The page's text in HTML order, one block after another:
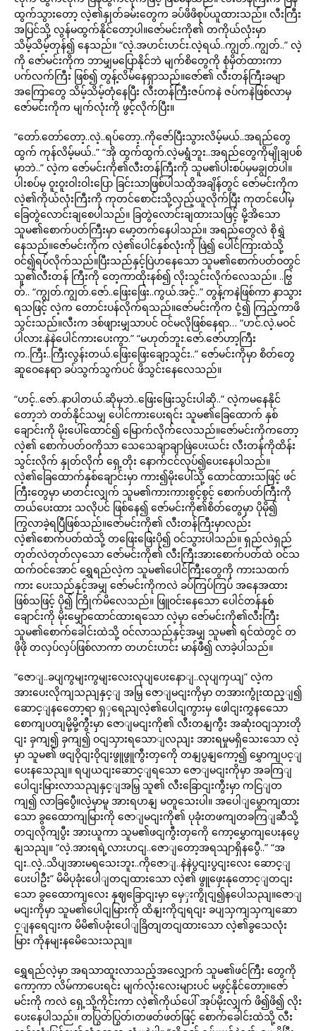
ထွက်သွားတော့ လဲ့၏နှုတ်ခမ်းတွေက ခပ်ဖိဖိစုပ်ယူထားသည်။ လီးကြီး
အပြင်သို့ လွန်မထွက်နိုင်တော့ပါ။ဇော်မင်းကို၏ တကိုယ်လုံးမှာ
သိမ့်သိမ့်တုန်၍ နေသည်။ “လဲ့.အဟင်းဟင်း.လဲ့ရယ်..ကျွတ်..ကျွတ်..” လဲ့
ကို ဇော်မင်းကိုက ဘာမျှမပြောနိုင်ဘဲ မျက်စိတွေကို စုံမှိတ်ထားကာ
ပက်လက်ကြီး ဖြစ်၍ တွန့်လိမ်နေရှာသည်။ဇော်၏ လီးတန်ကြီးခမျာ
အကြောတွေ သိမ့်သိမ့်တုံနေပြီး လီးတန်ကြီးဇပ်ကနဲ ဇပ်ကနဲဖြစ်လာမှ
ဇော်မင်းကိုက မျက်လုံးကို ဖွင့်လိုက်ပြီး။
“တော်.တော်တော့..လဲ့..ရပ်တော့..ကိုဇော်ပြီးသွားလိမ့်မယ်..အရည်တွေ
ထွက် ကုန်လိမ့်မယ်..” “အို ထွက်ထွက်.လဲ့မရွံဘူး..အရည်တွေကိုမျိုချပစ်
မှာဘဲ..” လဲ့က ဇော်မင်းကို၏လီးတန်ကြီးကို သူမ၏ပါးစပ်မှမချွတ်ပါ။
ပါးစပ်မှ ဝူးဝူးဝါးဝါးပြော ခြင်းသာဖြစ်ပါသထိုအချိန်တွင် ဇော်မင်းကိုက
လဲ့၏ကိုယ်လုံးကြီးကို ကုတင်စောင်းသို့လှည့်ယူလိုက်ပြီး ကုတင်ပေါ်မှ
ခြေတွဲလောင်းချစေပါသည်။ ခြတွဲလောင်းချထားသဖြင့် မို့အိသော
သူမ၏စောက်ပတ်ကြီးမှာ မော့တက်နေပါသည်။ အရည်တွေလဲ စိုရွှဲ
နေသည်။ဇော်မင်းကိုက လဲ့၏ပေါင်နှစ်လုံးကို ဖြဲ၍ ပေါင်ကြားထဲသို့
ဝင်၍ရပ်လိုက်သည်။ပြီးသည်နှင့်ပြဲဟနေသော သူမ၏စောက်ပတ်ဝတွင်
သူ၏လီးတန် ကြီးကို တေ့ကာထိုးနစ်၍ လိုးသွင်းလိုက်လေသည်။ ..ဗြွ
တ်.. “ကျွတ်.ကျွတ်.ဇော်..ဖြေးဖြေး..ကွယ်.အင့်..” တွန့်ကနဲဖြစ်ကာ နာသွား
ရသဖြင့် လဲ့က တောင်းပန်လိုက်ရသည်။ဇော်မင်းကိုက ငုံ့၍ ကြည့်ကာဖိ
သွင်းသည်။လီးက ဒစ်ဖျားမျှသာပင် ဝင်မလိုဖြစ်နေရာ… “ဟင်.လဲ့.မဝင်
ပါလား.နဲနဲပေါင်ကားပေးကွာ.” “မဟုတ်ဘူး.ဇော်.ဇော်ဟာ့ကြီး
က..ကြီး..ကြီးလွန်းတယ်.ဖြေးဖြေးချော့သွင်း..” ဇော်မင်းကိုမှာ စိတ်တွေ
ဆူဝေနေရာ ခပ်သွက်သွက်ပင် ဖိသွင်းနေလေသည်။
“ဟင့်..ဇော်..နာပါတယ်.ဆိုမှဘဲ..ဖြေးဖြေးသွင်းပါဆို..” လဲ့ကမနေနိုင်
တော့ဘဲ တတ်နိုင်သမျှ ပေါင်ကားပေးရင်း သူမ၏ခြေထောက် နှစ်
ချောင်းကို မိုးပေါ်ထောင်၍ မြောက်လိုက်လေသည်။ဇော်မင်းကိုကတော့
လဲ့၏ စောက်ပတ်ဝကိုသာ သေသေချာချာဖြဲပေးယင်း လီးတန်ကိုထိန်း
သွင်းလိုက် နှုတ်လိုက် ရှေ့တိုး နောက်ငင်လုပ်၍ပေးနေပါသည်။
လဲ့၏ခြေထောက်နှစ်ချောင်းမှာ ကား၍မိုးပေါ်သို့ ထောင်ထားသဖြင့် ဖင်
ကြီးတွေမှာ မာတင်းလျှက် သူမ၏ကားကားစွင့်စွင့် စောက်ပတ်ကြီးကို
တယ်ပေးထား သလိုပင် ဖြစ်နေ၍ ဇော်မင်းကို၏စိတ်တွေမှာ ပိုမို၍
ကြွလာခဲ့ရပြီဖြစ်သည်။ဇော်မင်းကို၏ လီးတန်ကြီးမှာလည်း
လဲ့၏စောက်ပတ်ထဲသို့ တဖြေးဖြေးပို၍ ဝင်သွားပါသည်။ ရှည်လဲရှည်
တုတ်လဲတုတ်လှသော ဇော်မင်းကို၏ လီးကြီးအားစောက်ပတ်ထဲ ဝင်သ
ထက်ဝင်အောင် ရွှေရည်လဲ့က သူမ၏ပေါင်ကြီးတွေကို ကားသထက်
ကား ပေးသည်နှင့်အမျှ ဇော်မင်းကိုကလဲ ခပ်ကြပ်ကြပ် အနေအထား
ဖြစ်သဖြင့် ပို၍ ကြိုက်မိလေသည်။ ဖြူဝင်းနေသော ပေါင်တန်နှစ်
ချောင်းကို မိုးမျှော်ထောင်ထားရသော လဲ့မှာ ဇော်မင်းကို၏လီးကြီး
သူမ၏စောက်ခေါင်းထဲသို့ ဝင်လာသည်နှင့်အမျှ သူမ၏ ရင်ထဲတွင် တ
ဖိုဖို တလှပ်လှပ်ဖြစ်လာကာ တဟင်းဟင်း မာန်ဖီ၍ လာခဲ့ပါသည်။
“ဇောျ..ခပျကွမျးကွမျးလေးလုပျပေးနောျ..လုပျကှယျ” လဲ့က
အားပေးလိုကျသညျနှင့ျ အမြှ ဇောျမငျးကိုမှာ တအားကွုံးထည့ျ၍
ဆောင့ျနတေော့ရာ ရှှရေညျလဲ့၏ပေါငျကွားမှ ဖေါငျးကွှနသေော
စောကျပတျမို့မို့ကွီးမှာ ဇောျမငျးကို၏ လီးတနျကွီး အဆုံးဝငျသှားတို
ငျး ခှကျ၍ ခှကျ၍ ဝငျသှားရသောျလညျး အားရမှုမရှိသေးသော လဲ့
မှာ သူမ၏ ဖငျဝိုငျးဝိုငျးဖွူဖွူကွီးတှကေို တနျပွနျကော့၍ မွှောကျပင့ျ
ပေးနသေညျ။ ရပျယငျးဆောင့ျရသော ဇောျမငျးကိုမှာ အခကြျ
ပေါငျးမြားလာသညျနှင့ျအမြှ သူ၏ လီးခြောငျးကွီးမှာ ကငြျတ
ကျ၍ လာခြပွေီ။လဲ့မှာမူ အားရဟနျ မတူသေးပါ။ အပေါျမွောကျထား
သော ခွထေောကျမြားကို ဇောျမငျးကို၏ ပုခုံးတဖကျတခကြျဆီသို့
တငျလိုကျပွီး အားယူကာ သူမ၏ဖငျကွီးတှကေို ကော့မွှောကျပေးနပွေ
နျသညျ။ “လဲ့.အားရရဲ့လားဟငျ..ဇောျတော့အရသျာရှိနပွေီ..” “အ
ငျး..လဲ့..သိပျအားမရသေးဘူး..ကိုဇောျ..နဲနဲပွငျးပွငျးလေး ဆောင့ျ
ပေးပါဦး” မိမိပုခုံးပေါျတငျထားသော လဲ့၏ ဖွူဖှေးနုတောင့ျတငျး
သော ခွထေောကျလေး နှဈခြောငျးမှာ မှေှးကွိုငျ၍နပေါသညျ။ဇောျ
မငျးကိုမှာ သူမ၏ပေါငျမြားကို ထိနျးကိုငျရငျး ခပျသှကျသှကျဆော
င့ျနရေငျးက မိမိ၏ပခုံးပေါျခြိတျတငျထားသော လဲ့၏ခွသေလုံး
မြား ကိုနမျးနမေိသေးသညျ။
ရွှေရည်လဲ့မှာ အရသာထူးလာသည့်အလျှောက် သူမ၏ဖင်ကြီး တွေကို
ကော့ကာ လိမ်ကာပေးရင်း မျက်လုံးလေးများပင် မဖွင့်နိုင်တော့။ဇော်
မင်းကို ကလဲ ရှေ့သို့ကိုင်းကာ လဲ့၏ကိုယ်ပေါ် အုပ်မိုးလျှက် ဖိ၍ဖိ၍ လိုး
ပေးနေပါသည်။ တပြွတ်ပြွတ်၊တဖတ်ဖတ်ဖြင့် စောက်ခေါင်းထဲသို့ လီး